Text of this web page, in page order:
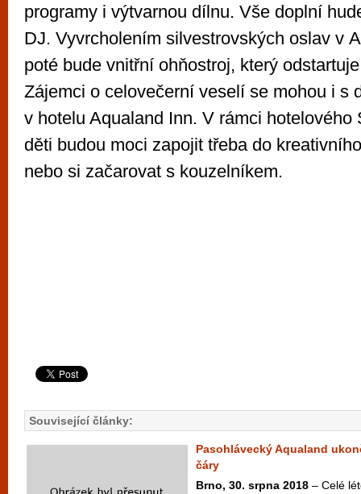
programy i výtvarnou dílnu. Vše doplní
DJ. Vyvrcholením silvestrovských oslav v
poté bude vnitřní ohňostroj, který
Zájemci o celovečerní veselí se mohou i s
v hotelu Aqualand Inn. V rámci hotelového
děti budou moci zapojit třeba do
nebo si začarovat s kouzelníkem.
Související články:
Pasohlávecký Aqualand
čáry
Brno, 30. srpna 2018 – Celé